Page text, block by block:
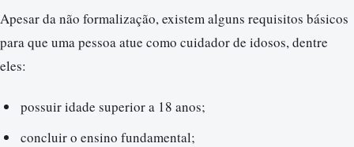
Apesar da não formalização, existem alguns requisitos básicos
para que uma pessoa atue como cuidador de idosos, dentre
eles:
possuir idade superior a 18 anos;
concluir o ensino fundamental;